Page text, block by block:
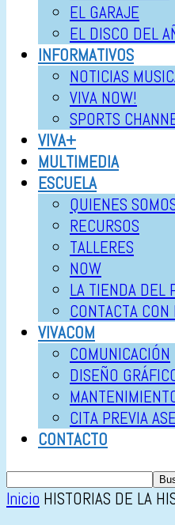
EL GARAJE
EL DISCO DEL
INFORMATIVOS
NOTICIAS
VIVA NOW!
SPORTS
VIVA+
MULTIMEDIA
ESCUELA
QUIENES
RECURSOS
TALLERES
NOW
LA TIENDA DEL
CONTACTA
VIVACOM
COMUNICACIÓN
DISEÑO
CITA PREVIA
CONTACTO
Inicio HISTORIAS DE LA